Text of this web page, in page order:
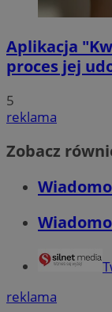
Aplikacja
proces jej
5
reklama
Zobacz
reklama